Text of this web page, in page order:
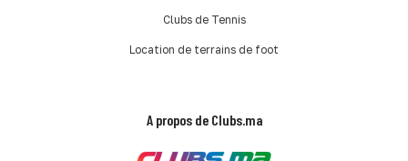
Clubs de Tennis
Location de terrains de foot
A propos de Clubs.ma